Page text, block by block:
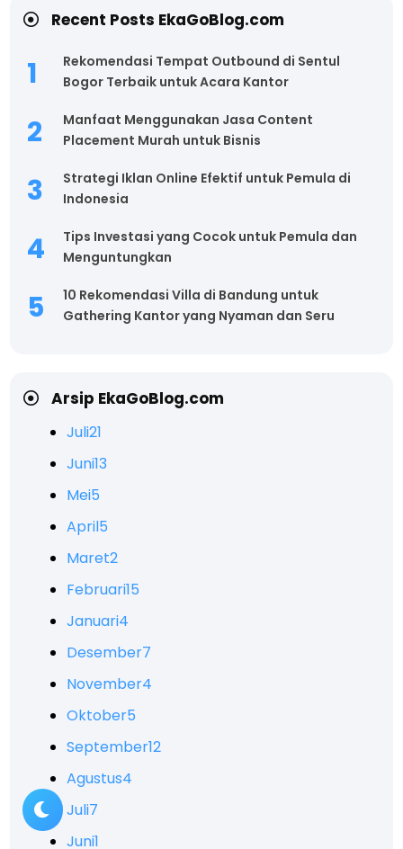
Recent Posts EkaGoBlog.com
Rekomendasi Tempat Outbound di Sentul
Bogor Terbaik untuk Acara Kantor
Manfaat Menggunakan Jasa Content
Placement Murah untuk Bisnis
Strategi Iklan Online Efektif untuk Pemula di
Indonesia
Tips Investasi yang Cocok untuk Pemula dan
Menguntungkan
10 Rekomendasi Villa di Bandung untuk
Gathering Kantor yang Nyaman dan Seru
Arsip EkaGoBlog.com
Juli21
Juni13
Mei5
April5
Maret2
Februari15
Januari4
Desember7
November4
Oktober5
September12
Agustus4
Juli7
Juni1